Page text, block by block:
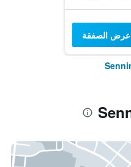
عرض الصفقة